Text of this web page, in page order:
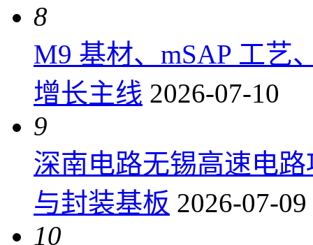
8
M9 基材、mSAP 工艺
增长主线 2026-07-10
9
深南电路无锡高速电
与封装基板 2026-07-09
10